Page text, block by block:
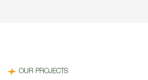
OUR PROJECTS